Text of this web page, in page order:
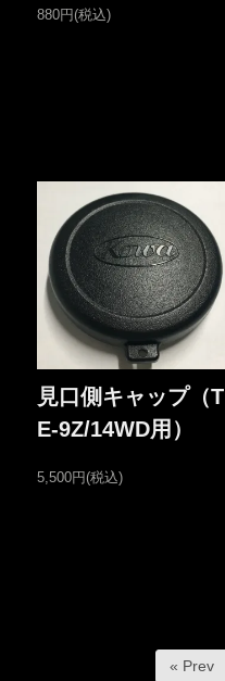
880円(税込)
見口側キャップ（T
E-9Z/14WD用）
5,500円(税込)
« Prev